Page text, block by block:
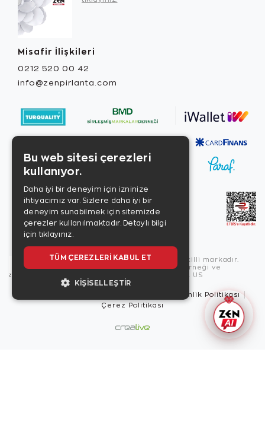
Misafir İlişkileri
0212 520 00 42
info@zenpirlanta.com
Copyright © 2026, Zen Diamond tescilli markadır.
Zen Diamond Birleşmiş Markalar Derneği ve
Turquality Destek Programı üyesidir. US
Güvenlik Politikası
Çerez Politikası
Bu web sitesi çerezleri
kullanıyor.
Daha iyi bir deneyim için izninize
ihtiyacımız var. Sizlere daha iyi bir
deneyim sunabilmek için sitemizde
çerezler kullanılmaktadır. Detaylı bilgi
için tıklayınız.
TÜM ÇEREZLERI KABUL ET
KIŞISELLEŞTIR